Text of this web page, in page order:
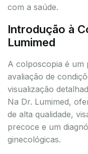
com a saúde.
Introdução à
Lumimed
A colposcopia é um
avaliação de
visualização
Na Dr. Lumimed,
de alta qualidade,
precoce e um
ginecológicas.